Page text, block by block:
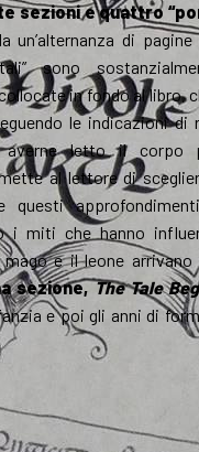
sezioni e quattro
un’alternanza di
sono
in fondo al libro,
le indicazioni di
letto il corpo
al lettore di
questi
i miti che hanno
e il leone
sezione,The Tale
e poi gli anni di